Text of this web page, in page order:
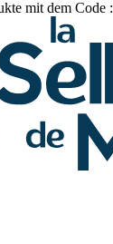
mit dem Code :